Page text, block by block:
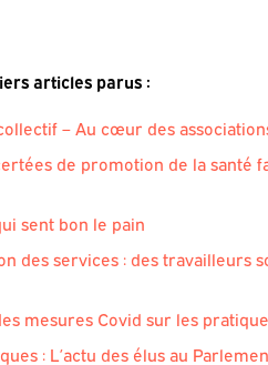
articles parus :
– Au cœur des
de promotion de la santé
sent bon le pain
des services : des travailleurs
mesures Covid sur les
: L’actu des élus au